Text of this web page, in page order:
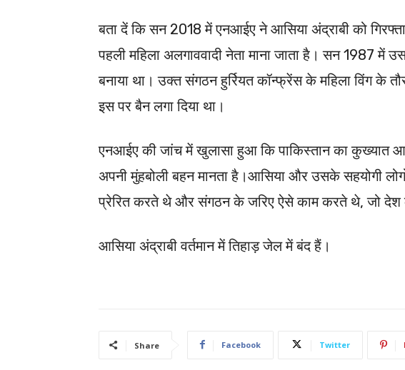
बता दें कि सन 2018 में एनआईए ने आसिया अंद्राबी को
पहली महिला अलगाववादी नेता माना जाता है। सन 1987 में
बनाया था। उक्त संगठन हुर्रियत कॉन्फ्रेंस के महिला विंग के
इस पर बैन लगा दिया था।
एनआईए की जांच में खुलासा हुआ कि पाकिस्तान का कुख्यात
अपनी मुंहबोली बहन मानता है।आसिया और उसके सहयोगी
प्रेरित करते थे और संगठन के जरिए ऐसे काम करते थे, जो
आसिया अंद्राबी वर्तमान में तिहाड़ जेल में बंद हैं।
Share Facebook Twitter